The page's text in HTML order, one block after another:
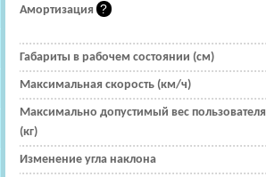
Амортизация
Габариты в рабочем состоянии (см)
Максимальная скорость (км/ч)
Максимально допустимый вес пользователя
(кг)
Изменение угла наклона